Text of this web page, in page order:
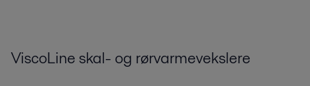
ViscoLine skal- og rørvarmevekslere